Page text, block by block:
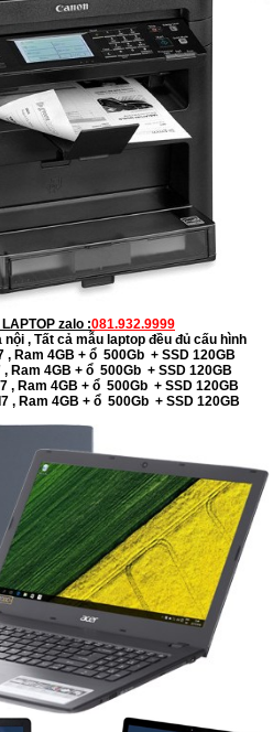
zalo :081.932.9999
nội , Tất cả mẫu laptop đều đủ cấu hình
, Ram 4GB + ổ 500Gb + SSD 120GB
, Ram 4GB + ổ 500Gb + SSD 120GB
, Ram 4GB + ổ 500Gb + SSD 120GB
, Ram 4GB + ổ 500Gb + SSD 120GB